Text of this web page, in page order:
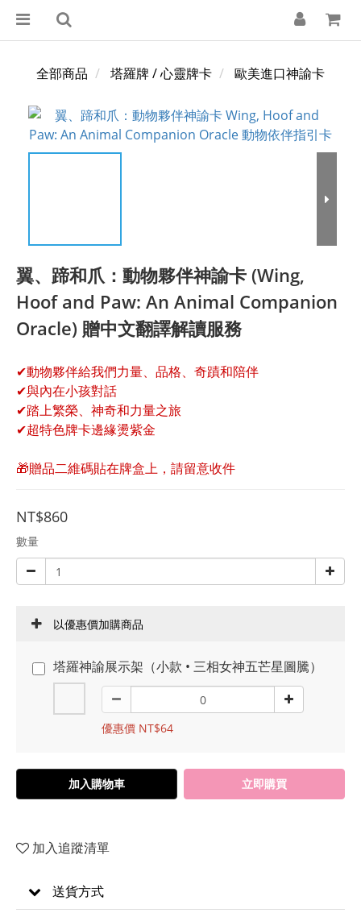
全部商品 塔羅牌 / 心靈牌卡 歐美進口神諭卡
翼、蹄和爪：動物夥伴神諭卡 (Wing,
Hoof and Paw: An Animal Companion
Oracle) 贈中文翻譯解讀服務
✔動物夥伴給我們力量、品格、奇蹟和陪伴
✔與內在小孩對話
✔踏上繁榮、神奇和力量之旅
✔超特色牌卡邊緣燙紫金
🎁贈品二維碼貼在牌盒上，請留意收件
NT$860
數量
以優惠價加購商品
塔羅神諭展示架（小款 • 三相女神五芒星圖騰）
優惠價 NT$64
加入購物車 立即購買
加入追蹤清單
送貨方式